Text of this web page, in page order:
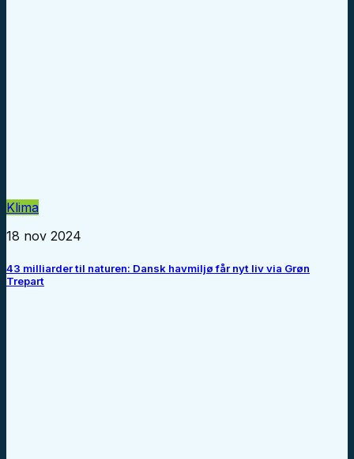
Klima
18 nov 2024
43 milliarder til naturen: Dansk havmiljø får nyt liv via Grøn
Trepart